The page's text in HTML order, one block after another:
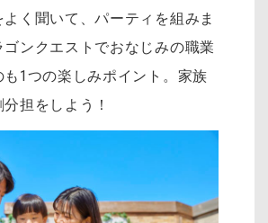
く聞いて、パーティを組みま
ゴンクエストでおなじみの職業
1つの楽しみポイント。家族
担をしよう！